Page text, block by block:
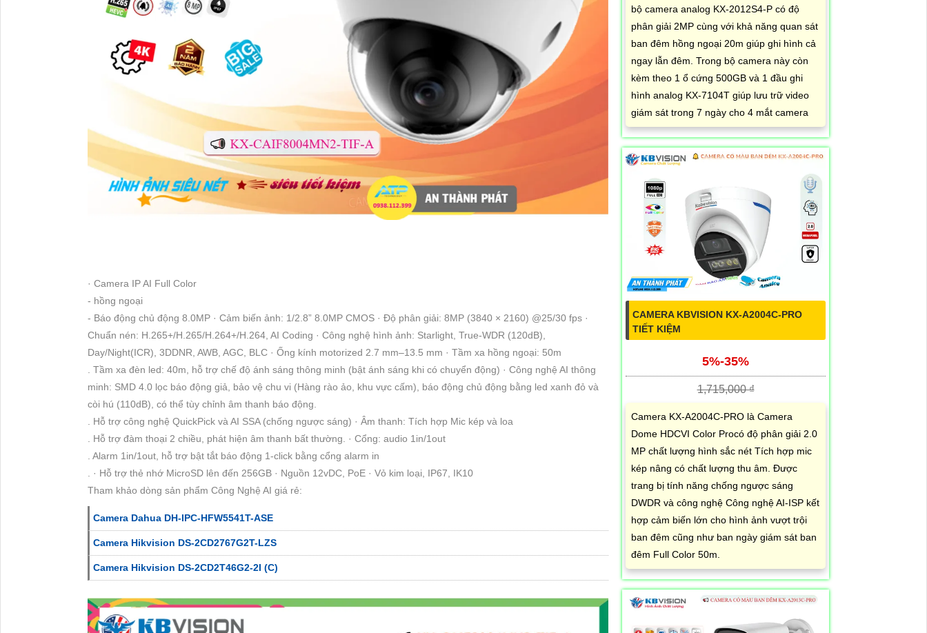
· Camera IP AI Full Color
- hồng ngoại
- Báo động chủ động 8.0MP · Cảm biến ảnh: 1/2.8” 8.0MP CMOS · Độ phân giải: 8MP (3840 × 2160) @25/30 fps ·
Chuẩn nén: H.265+/H.265/H.264+/H.264, AI Coding · Công nghệ hình ảnh: Starlight, True-WDR (120dB),
Day/Night(ICR), 3DDNR, AWB, AGC, BLC · Ống kính motorized 2.7 mm–13.5 mm · Tầm xa hồng ngoại: 50m
. Tầm xa đèn led: 40m, hỗ trợ chế độ ánh sáng thông minh (bật ánh sáng khi có chuyển động) · Công nghệ AI thông
minh: SMD 4.0 lọc báo động giả, bảo vệ chu vi (Hàng rào ảo, khu vực cấm), báo động chủ động bằng led xanh đỏ và
còi hú (110dB), có thể tùy chỉnh âm thanh báo động.
. Hỗ trợ công nghệ QuickPick và AI SSA (chống ngược sáng) · Âm thanh: Tích hợp Mic kép và loa
. Hỗ trợ đàm thoại 2 chiều, phát hiện âm thanh bất thường. · Cổng: audio 1in/1out
. Alarm 1in/1out, hỗ trợ bật tắt báo động 1-click bằng cổng alarm in
. · Hỗ trợ thẻ nhớ MicroSD lên đến 256GB · Nguồn 12vDC, PoE · Vỏ kim loại, IP67, IK10
Tham khảo dòng sản phẩm Công Nghệ AI giá rẻ:
Camera Dahua DH-IPC-HFW5541T-ASE
Camera Hikvision DS-2CD2767G2T-LZS
Camera Hikvision DS-2CD2T46G2-2I (C)
bộ camera analog KX-2012S4-P có độ
phân giải 2MP cùng với khả năng quan sát
ban đêm hồng ngoại 20m giúp ghi hình cả
ngay lẫn đêm. Trong bộ camera này còn
kèm theo 1 ổ cứng 500GB và 1 đầu ghi
hình analog KX-7104T giúp lưu trữ video
giám sát trong 7 ngày cho 4 mắt camera
CAMERA KBVISION KX-A2004C-PRO
TIẾT KIỆM
5%-35%
1,715,000 ₫
Camera KX-A2004C-PRO là Camera
Dome HDCVI Color Procó độ phân giải 2.0
MP chất lượng hình sắc nét Tích hợp mic
kép nâng có chất lượng thu âm. Được
trang bị tính năng chống ngược sáng
DWDR và công nghệ Công nghệ AI-ISP kết
hợp cảm biến lớn cho hình ảnh vượt trội
ban đêm cũng như ban ngày giám sát ban
đêm Full Color 50m.